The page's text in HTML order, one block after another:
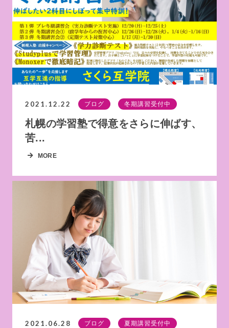
2021.12.22 ブログ 冬期講習受付中
札幌の学習塾で得意をさらに伸ばす、
苦...
MORE
2021.06.28 ブログ 夏期講習受付中